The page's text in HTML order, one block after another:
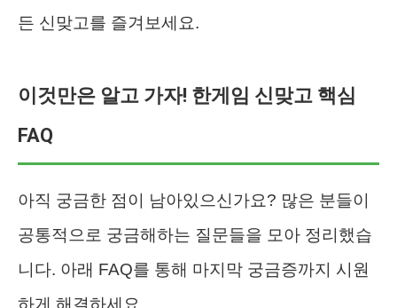
든 신맞고를 즐겨보세요.
이것만은 알고 가자! 한게임 신맞고 핵심
FAQ
아직 궁금한 점이 남아있으신가요? 많은 분들이
공통적으로 궁금해하는 질문들을 모아 정리했습
니다. 아래 FAQ를 통해 마지막 궁금증까지 시원
하게 해결하세요.